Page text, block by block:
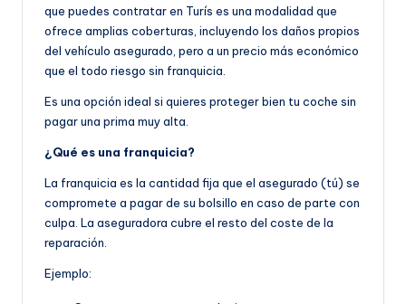
que puedes contratar en Turís es una modalidad que
ofrece amplias coberturas, incluyendo los daños propios
del vehículo asegurado, pero a un precio más económico
que el todo riesgo sin franquicia.
Es una opción ideal si quieres proteger bien tu coche sin
pagar una prima muy alta.
¿Qué es una franquicia?
La franquicia es la cantidad fija que el asegurado (tú) se
compromete a pagar de su bolsillo en caso de parte con
culpa. La aseguradora cubre el resto del coste de la
reparación.
Ejemplo: